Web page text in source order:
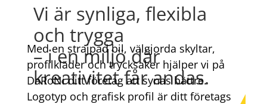
Vi är synliga, flexibla
och trygga
– i en miljö där
kreativitet får andas.
Med en strajpad bil, välgjorda skyltar,
profilkläder och trycksaker hjälper vi på
DaRoNi ditt företag att synas bättre.
Logotyp och grafisk profil är ditt företags